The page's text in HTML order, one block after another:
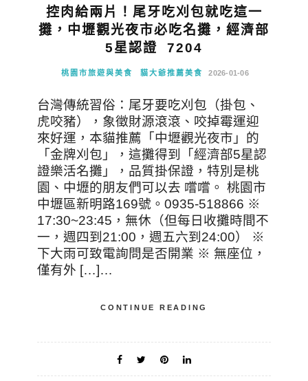
控肉給兩片！尾牙吃刈包就吃這一
攤，中壢觀光夜市必吃名攤，經濟部
5星認證 7204
桃園市旅遊與美食 貓大爺推薦美食 2026-01-06
台灣傳統習俗：尾牙要吃刈包（掛包、
虎咬豬），象徵財源滾滾、咬掉霉運迎
來好運，本貓推薦「中壢觀光夜市」的
「金牌刈包」，這攤得到「經濟部5星認
證樂活名攤」，品質掛保證，特別是桃
園、中壢的朋友們可以去 嚐嚐。 桃園市
中壢區新明路169號。0935-518866 ※
17:30~23:45，無休（但每日收攤時間不
一，週四到21:00，週五六到24:00） ※
下大雨可致電詢問是否開業 ※ 無座位，
僅有外 […]…
CONTINUE READING